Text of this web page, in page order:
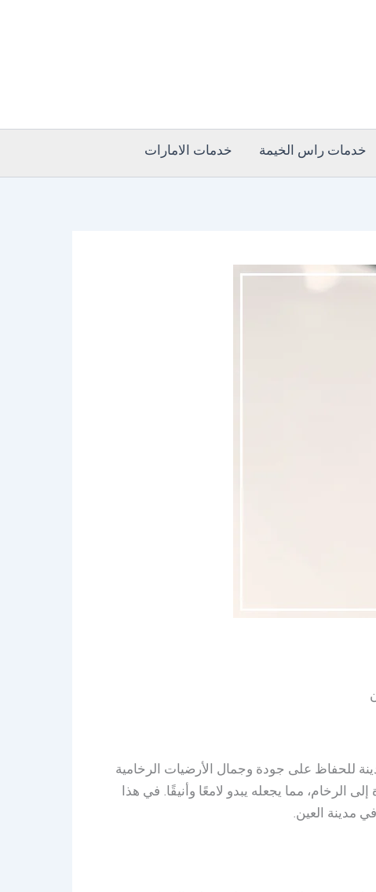
خدمات راس الخيمة خدمات الامارات
للحفاظ على جودة وجمال الأرضيات الرخامية
الرخام، مما يجعله يبدو لامعًا وأنيقًا. في هذا
مدينة العين.